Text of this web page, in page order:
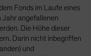
Fonds im Laufe eines
Jahr angefallenen
Die Höhe dieser
Darin nicht inbegriffen
und